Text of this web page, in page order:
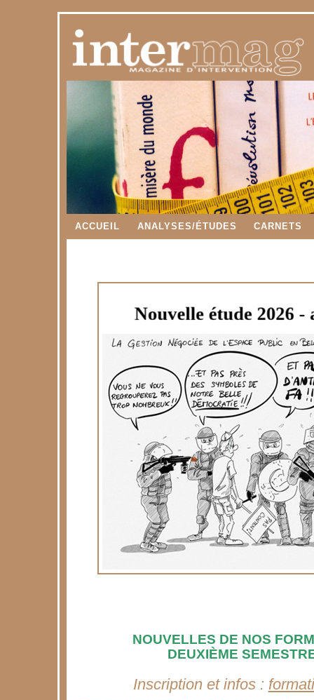
ACCUEIL ANALYSES/ÉTUDES CARNETS
NOUVELLES DE NOS
DEUXIÈME
Inscription et infos :